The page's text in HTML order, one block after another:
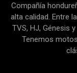
Compañía
alta calidad. Entre
TVS, HJ, Génesis
Tenemos